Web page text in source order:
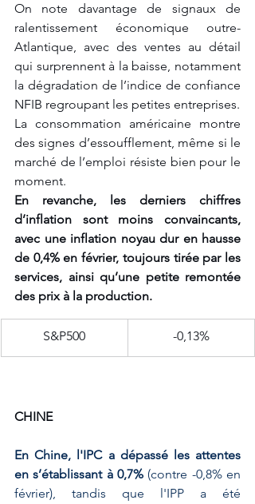
On note davantage de signaux de
ralentissement économique outre-
Atlantique, avec des ventes au détail
qui surprennent à la baisse, notamment
la dégradation de l’indice de confiance
La consommation américaine montre
des signes d’essoufflement, même si le
marché de l’emploi résiste bien pour le
moment.
En revanche, les derniers chiffres
d’inflation sont moins convaincants,
avec une inflation noyau dur en hausse
de 0,4% en février, toujours tirée par les
services, ainsi qu’une petite remontée
des prix à la production.
​S&P500 -0,13%
CHINE
En Chine, l'IPC a dépassé les attentes
en s’établissant à 0,7% (contre -0,8% en
février), tandis que l'IPP a été